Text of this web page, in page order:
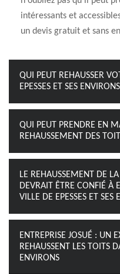
intéressants et
un devis gratuit et sans
QUI PEUT REHAUSSER
EPESSES ET SES
QUI PEUT PRENDRE EN
REHAUSSEMENT DES
LE REHAUSSEMENT DE
DEVRAIT ÊTRE CONFIÉ À
VILLE DE EPESSES ET SES
ENTREPRISE JOSUÉ : UN
REHAUSSENT LES TOITS
ENVIRONS